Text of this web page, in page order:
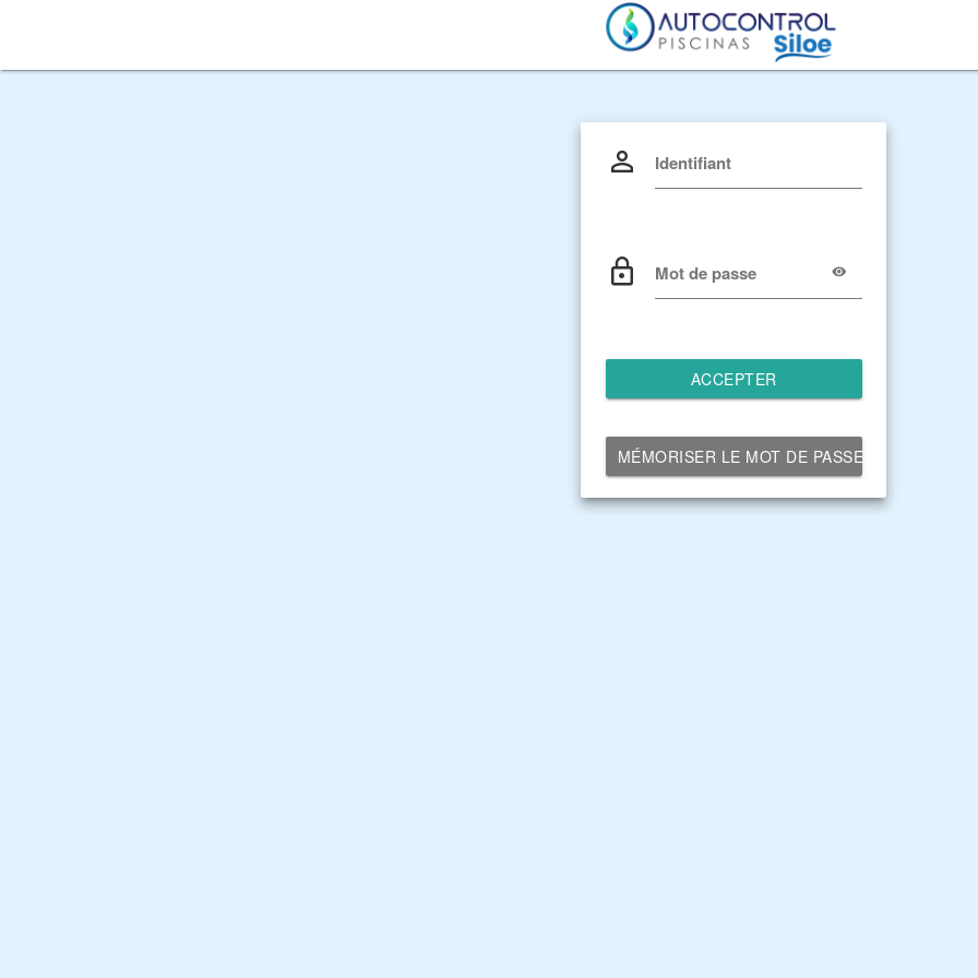
Identifiant
Mot de passe
ACCEPTER
MÉMORISER LE MOT DE PASSE